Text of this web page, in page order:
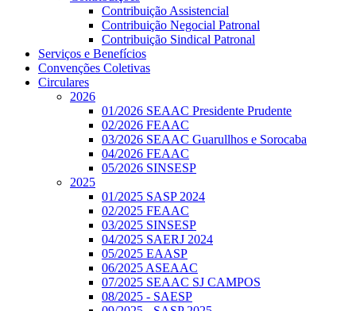
Contribuição Assistencial
Contribuição Negocial Patronal
Contribuição Sindical Patronal
Serviços e Benefícios
Convenções Coletivas
Circulares
2026
01/2026 SEAAC Presidente Prudente
02/2026 FEAAC
03/2026 SEAAC Guarullhos e Sorocaba
04/2026 FEAAC
05/2026 SINSESP
2025
01/2025 SASP 2024
02/2025 FEAAC
03/2025 SINSESP
04/2025 SAERJ 2024
05/2025 EAASP
06/2025 ASEAAC
07/2025 SEAAC SJ CAMPOS
08/2025 - SAESP